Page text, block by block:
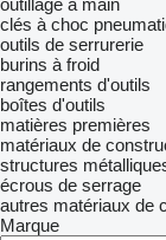
outillage à main
clés à choc
outils de serrurerie
burins à froid
rangements d'outils
boîtes d'outils
matières premières
matériaux de
structures
écrous de serrage
autres matériaux de
Marque